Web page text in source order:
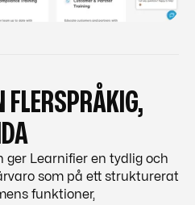
FLERSPRÅKIG,
ger Learnifier en tydlig och
som på ett strukturerat
funktioner,